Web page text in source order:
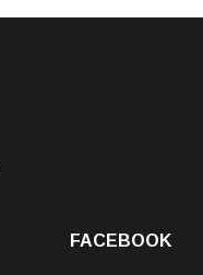
FACEBOOK